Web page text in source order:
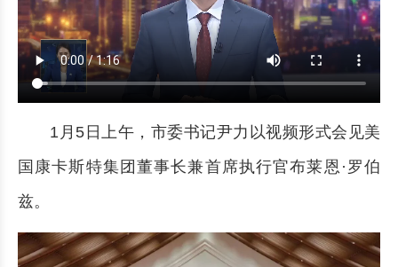
1月5日上午，市委书记尹力以视频形式会见美
国康卡斯特集团董事长兼首席执行官布莱恩·罗伯
兹。